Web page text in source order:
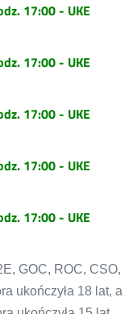
17:00 - UKE
17:00 - UKE
17:00 - UKE
17:00 - UKE
17:00 - UKE
GOC, ROC, CSO,
ukończyła 18 lat, a